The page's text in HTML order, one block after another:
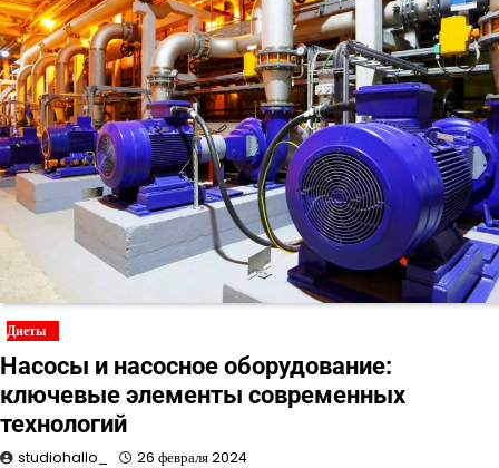
Диеты
Насосы и насосное оборудование:
ключевые элементы современных
технологий
studiohallo_ 26 февраля 2024